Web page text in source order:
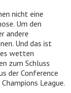
nicht eine
Um den
andere
Und das ist
wetten
zum Schluss
der Conference
League.